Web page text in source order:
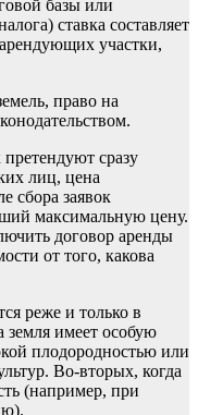
базы или
ставка составляет
участки,
право на
сразу
лиц, цена
сбора заявок
максимальную цену.
договор аренды
от того, какова
реже и только в
земля имеет особую
плодородностью или
Во-вторых, когда
(например, при